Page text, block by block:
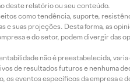
deste relatório ou seu conteúdo.
como tendência, suporte,
e suas projeções. Desta forma, as
e do setor, podem divergir das
não é preestabelecida,
de resultados futuros e nenhuma
os eventos específicos da empresa e